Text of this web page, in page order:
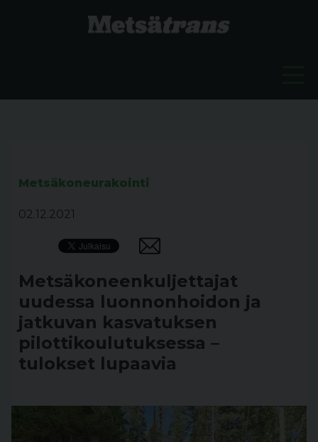
Metsäkoneurakointi
02.12.2021
Metsäkoneenkuljettajat
uudessa luonnonhoidon ja
jatkuvan kasvatuksen
pilottikoulutuksessa –
tulokset lupaavia